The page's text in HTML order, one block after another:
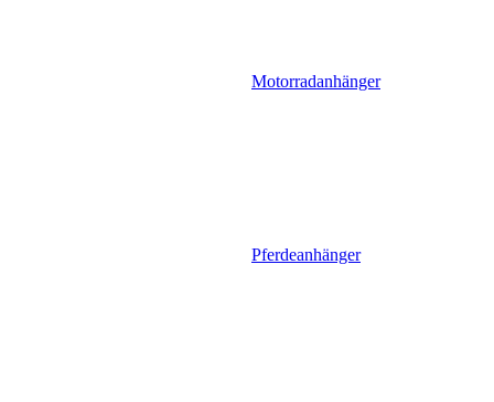
Motorradanhänger
Pferdeanhänger